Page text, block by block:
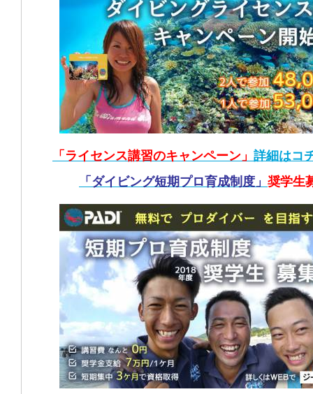
「ライセンス講習のキャンペーン」 詳細はコ
「ダイビング短期プロ育成制度」 奨学生